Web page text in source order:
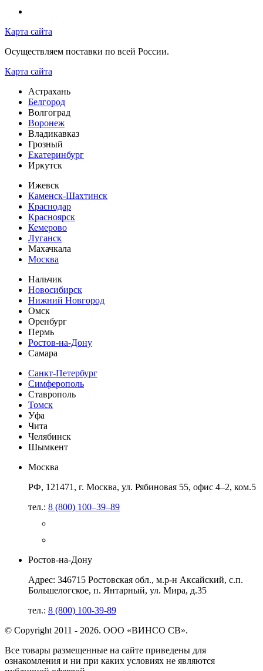
Карта сайта
Осуществляем поставки по всей России.
Карта сайта
Астрахань
Белгород
Волгоград
Воронеж
Владикавказ
Грозный
Екатеринбург
Иркутск
Ижевск
Каменск-Шахтинск
Краснодар
Красноярск
Кемерово
Луганск
Махачкала
Москва
Нальчик
Новосибирск
Нижний Новгород
Омск
Оренбург
Пермь
Ростов-на-Дону
Самара
Санкт-Петербург
Симферополь
Ставрополь
Томск
Уфа
Чита
Челябинск
Шымкент
Москва
РФ, 121471, г. Москва, ул. Рябиновая 55, офис 4–2, ком.5
тел.: 8 (800) 100–39–89
Ростов-на-Дону
Адрес: 346715 Ростовская обл., м.р-н Аксайский, с.п.
Большелогское, п. Янтарный, ул. Мира, д.35
тел.: 8 (800) 100-39-89
© Copyright 2011 - 2026. ООО «ВИНСО СВ».
Все товары размещенные на сайте приведены для
ознакомления и ни при каких условиях не являются